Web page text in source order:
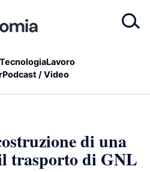
TecnologiaLavoro
Podcast / Video
di una
trasporto di GNL